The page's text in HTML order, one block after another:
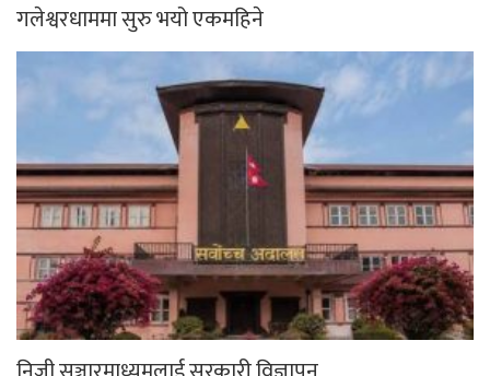
गलेश्वरधाममा सुरु भयो एकमहिने